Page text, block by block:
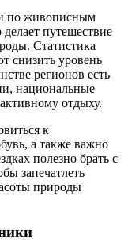
по живописным
путешествие
Статистика
снизить уровень
регионов есть
национальные
отдыху.
к
а также важно
полезно брать с
запечатлеть
природы